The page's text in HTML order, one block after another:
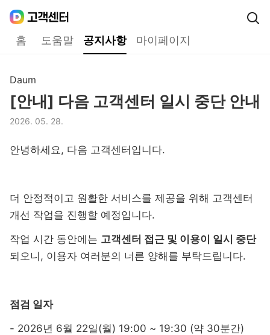
홈 도움말 공지사항 마이페이지
Daum
[안내] 다음 고객센터 일시 중단 안내
2026. 05. 28.
안녕하세요, 다음 고객센터입니다.
더 안정적이고 원활한 서비스를 제공을 위해 고객센터
개선 작업을 진행할 예정입니다.
작업 시간 동안에는 고객센터 접근 및 이용이 일시 중단
되오니, 이용자 여러분의 너른 양해를 부탁드립니다.
점검 일자
- 2026년 6월 22일(월) 19:00 ~ 19:30 (약 30분간)